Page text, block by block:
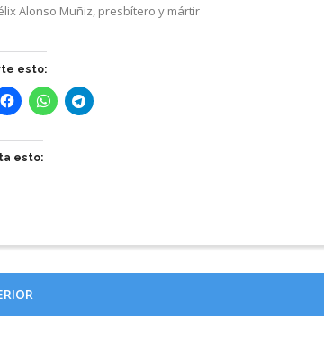
Alonso Muñiz, presbítero y mártir
esto:
esto: